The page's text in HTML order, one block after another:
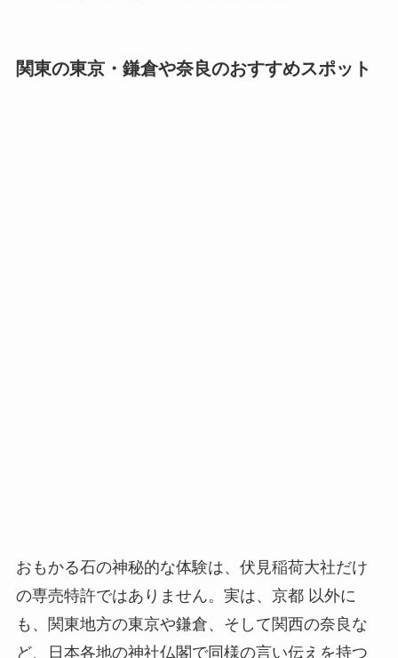
関東の東京・鎌倉や奈良のおすすめスポット
おもかる石の神秘的な体験は、伏見稲荷大社だけ
の専売特許ではありません。実は、京都 以外に
も、関東地方の東京や鎌倉、そして関西の奈良な
ど、日本各地の神社仏閣で同様の言い伝えを持つ